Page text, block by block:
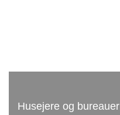
Husejere og bureauer